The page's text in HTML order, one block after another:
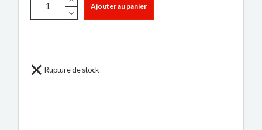
Ajouter au panier
Rupture de stock